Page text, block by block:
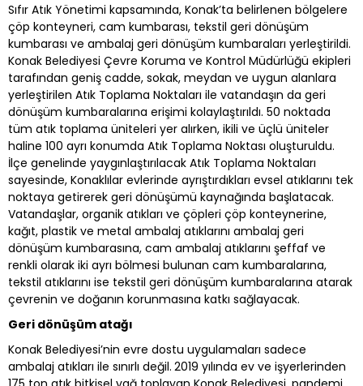
Sıfır Atık Yönetimi kapsamında, Konak’ta belirlenen bölgelere
çöp konteyneri, cam kumbarası, tekstil geri dönüşüm
kumbarası ve ambalaj geri dönüşüm kumbaraları yerleştirildi.
Konak Belediyesi Çevre Koruma ve Kontrol Müdürlüğü ekipleri
tarafından geniş cadde, sokak, meydan ve uygun alanlara
yerleştirilen Atık Toplama Noktaları ile vatandaşın da geri
dönüşüm kumbaralarına erişimi kolaylaştırıldı. 50 noktada
tüm atık toplama üniteleri yer alırken, ikili ve üçlü üniteler
haline 100 ayrı konumda Atık Toplama Noktası oluşturuldu.
İlçe genelinde yaygınlaştırılacak Atık Toplama Noktaları
sayesinde, Konaklılar evlerinde ayrıştırdıkları evsel atıklarını tek
noktaya getirerek geri dönüşümü kaynağında başlatacak.
Vatandaşlar, organik atıkları ve çöpleri çöp konteynerine,
kağıt, plastik ve metal ambalaj atıklarını ambalaj geri
dönüşüm kumbarasına, cam ambalaj atıklarını şeffaf ve
renkli olarak iki ayrı bölmesi bulunan cam kumbaralarına,
tekstil atıklarını ise tekstil geri dönüşüm kumbaralarına atarak
çevrenin ve doğanın korunmasına katkı sağlayacak.
Geri dönüşüm atağı
Konak Belediyesi’nin evre dostu uygulamaları sadece
ambalaj atıkları ile sınırlı değil. 2019 yılında ev ve işyerlerinden